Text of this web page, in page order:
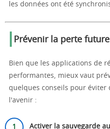
les données ont été
Prévenir la perte
Bien que les applications de
performantes, mieux vaut
quelques conseils pour éviter
l'avenir :
Activer la sauvegarde